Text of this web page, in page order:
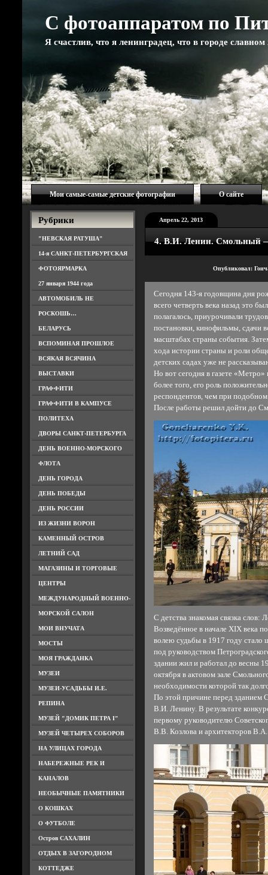
С фотоаппаратом по
Я счастлив, что я ленинградец, что в городе
Мои самые-самые детские фотографии О сайте
Рубрики
"НЕВСКАЯ РАТУША"
14-я САНКТ-ПЕТЕРБУРГСКАЯ
ФОТОЯРМАРКА
27 января 1944 года
АВТОМОБИЛЬ НЕ
РОСКОШЬ…
БЕЛАРУСЬ
ВСПОМИНАЯ ПРОШЛОЕ
ВСЯКАЯ ВСЯЧИНА
ВЫСТАВКИ
ГРАФФИТИ
ГРАФФИТИ В КАМПУСЕ
ПОЛИТЕХА
ДВОРЫ САНКТ-ПЕТЕРБУРГА
ДЕНЬ ВОЕННО-МОРСКОГО
ФЛОТА
ДЕНЬ ГОРОДА
ДЕНЬ ПОБЕДЫ
ДЕНЬ РОССИИ
ИЗ ЖИЗНИ ВОРОН
КАМЕННЫЙ ОСТРОВ
ЛЕТНИЙ САД
МАГАЗИНЫ И ТОРГОВЫЕ
ЦЕНТРЫ
МЕЖДУНАРОДНЫЙ ВОЕННО-
МОРСКОЙ САЛОН
МОИ ВНУЧАТА
МОСТЫ
МОЯ ГРАЖДАНКА
МУЗЕИ
МУЗЕИ-УСАДЬБЫ И.Е.
РЕПИНА
МУЗЕЙ "ДОМИК ПЕТРА I"
МУЗЕЙ ЧЕТЫРЕХ СОБОРОВ
НА УЛИЦАХ ГОРОДА
НАБЕРЕЖНЫЕ РЕК И
КАНАЛОВ
НЕОБЫЧНЫЕ ПАМЯТНИКИ
О КОШКАХ
О ФУТБОЛЕ
Остров САХАЛИН
ОТДЫХ В ЗАГОРОДНОМ
КОТТЕДЖЕ
Апрель 22, 2013
4. В.И. Ленин. Смольный
Опубликовал:
Сегодня 143-я годовщина дня
всего четверть века назад это
полагалось, приурочивали
постановки, кинофильмы, сдачи
масштабах страны события.
хода истории страны и роли
детских садах уже не
Но вот сегодня в газете
более того, его роль
респондентов, чем при
После работы решил дойти до
С детства знакомая связка
Возведённое в начале XIX века
волею судьбы в 1917 году стало
под руководством
здании жил и работал до весны
октября в актовом зале
необходимости которой так
По этой причине перед зданием
В.И. Ленину. В результате
первому руководителю
В.В. Козлова и архитекторов